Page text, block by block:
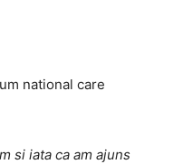
national care
si iata ca am ajuns